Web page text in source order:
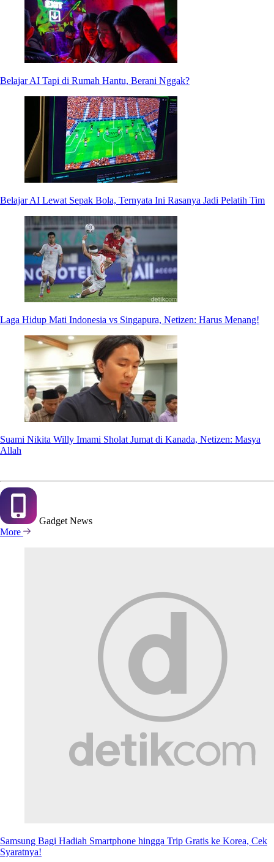
Belajar AI Tapi di Rumah Hantu, Berani Nggak?
Belajar AI Lewat Sepak Bola, Ternyata Ini Rasanya Jadi Pelatih Tim
Laga Hidup Mati Indonesia vs Singapura, Netizen: Harus Menang!
Suami Nikita Willy Imami Sholat Jumat di Kanada, Netizen: Masya
Allah
Gadget News
More
Samsung Bagi Hadiah Smartphone hingga Trip Gratis ke Korea, Cek
Syaratnya!